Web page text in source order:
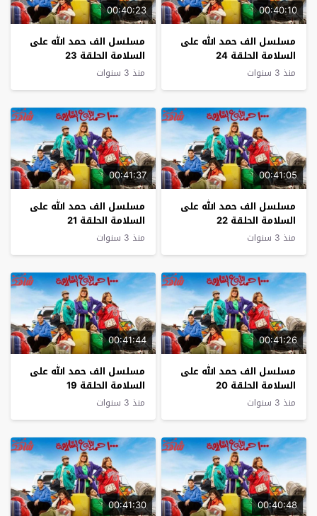
00:40:10
مسلسل الف حمد الله على
السلامة الحلقة 24
منذ 3 سنوات
00:40:23
مسلسل الف حمد الله على
السلامة الحلقة 23
منذ 3 سنوات
00:41:05
مسلسل الف حمد الله على
السلامة الحلقة 22
منذ 3 سنوات
00:41:37
مسلسل الف حمد الله على
السلامة الحلقة 21
منذ 3 سنوات
00:41:26
مسلسل الف حمد الله على
السلامة الحلقة 20
منذ 3 سنوات
00:41:44
مسلسل الف حمد الله على
السلامة الحلقة 19
منذ 3 سنوات
00:40:48
00:41:30